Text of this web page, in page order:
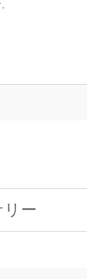
XPR226DR
ー